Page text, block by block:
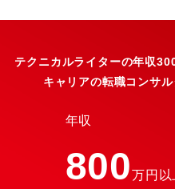
推進、海外拠点）との協働によ
ンの魅力】同社は、100年以上
核として、世界の産業を支え
でCX事業戦略部は、産業DXの
ーション「Sushi Sensor」シ
む製品を対象に、お客様の声を
歴史が比較的浅いため、既存の
アを形にしやすい点も特徴で
テクニカルライターの年収
キャリアの転職コンサ
年収
800万円以